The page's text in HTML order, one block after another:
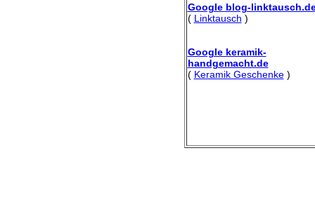
Google blog-
( Linktausch )
Google keramik-
handgemacht.de
( Keramik Geschenke)